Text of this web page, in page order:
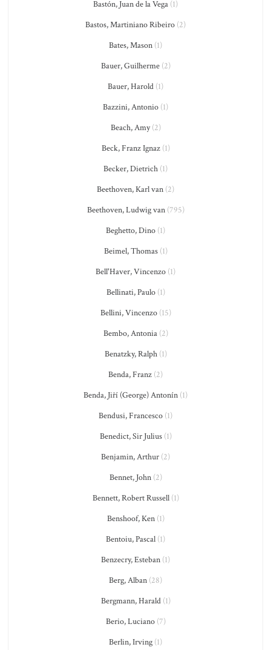
Bastón, Juan de la Vega (1)
Bastos, Martiniano Ribeiro (2)
Bates, Mason (1)
Bauer, Guilherme(2)
Bauer, Harold (1)
Bazzini, Antonio (1)
Beach, Amy(2)
Beck, Franz Ignaz(1)
Becker, Dietrich (1)
Beethoven, Karl van (2)
Beethoven, Ludwig van(795)
Beghetto, Dino (1)
Beimel, Thomas(1)
Bell'Haver, Vincenzo (1)
Bellinati, Paulo(1)
Bellini, Vincenzo(15)
Bembo, Antonia(2)
Benatzky, Ralph(1)
Benda, Franz (2)
Benda, Jiří (George) Antonín (1)
Bendusi, Francesco (1)
Benedict, Sir Julius(1)
Benjamin, Arthur (2)
Bennet, John(2)
Bennett, Robert Russell(1)
Benshoof, Ken(1)
Bentoiu, Pascal (1)
Benzecry, Esteban (1)
Berg, Alban (28)
Bergmann, Harald(1)
Berio, Luciano(7)
Berlin, Irving (1)